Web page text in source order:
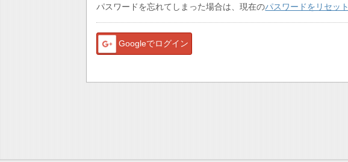
パスワードを忘れてしまった場合は、現在のパスワードをリセット
Googleでログイン